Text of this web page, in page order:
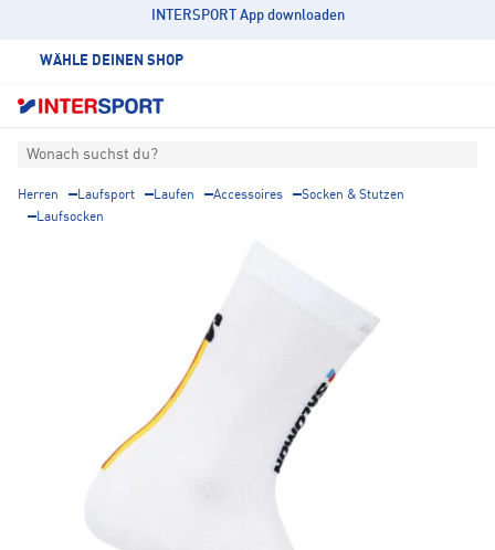
INTERSPORT App downloaden
WÄHLE DEINEN SHOP
Wonach suchst du?
Herren Laufsport Laufen Accessoires
Socken & Stutzen
Laufsocken